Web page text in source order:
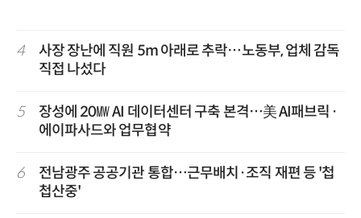
4
사장 장난에 직원 5m 아래로 추락…노동부, 업체 감독
직접 나섰다
5
장성에 20㎿ AI 데이터센터 구축 본격…美 AI패브릭·
에이파사드와 업무협약
6
전남광주 공공기관 통합…근무배치·조직 재편 등 '첩
첩산중'